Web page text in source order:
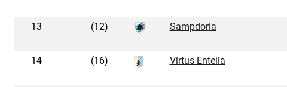
13 (12) Sampdoria
14 (16) Virtus Entella